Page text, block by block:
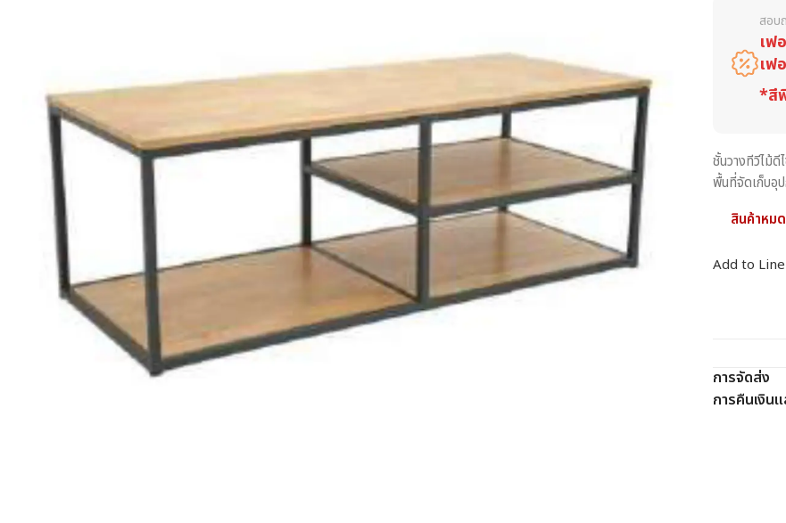
สอบ
เฟ
เฟ
*สี
ชั้นวางทีวีไม้
พื้นที่จัดเก็บอุ
สินค้าหม
Add to Line
การจัดส่ง
การคืนเงิน